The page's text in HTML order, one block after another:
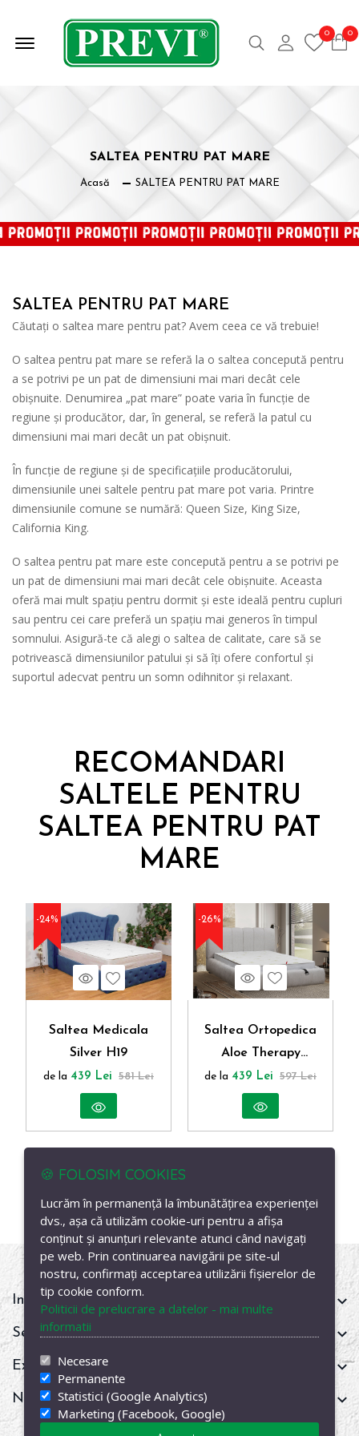
Offcanvas Deschide Meniul Caută Contul meu
0 0
SALTEA PENTRU PAT MARE
Acasă SALTEA PENTRU PAT MARE
SALTEA PENTRU PAT MARE
Căutați o saltea mare pentru pat? Avem ceea ce vă trebuie!
O saltea pentru pat mare se referă la o saltea concepută pentru
a se potrivi pe un pat de dimensiuni mai mari decât cele
obișnuite. Denumirea „pat mare” poate varia în funcție de
regiune și producător, dar, în general, se referă la patul cu
dimensiuni mai mari decât un pat obișnuit.
În funcție de regiune și de specificațiile producătorului,
dimensiunile unei saltele pentru pat mare pot varia. Printre
dimensiunile comune se numără: Queen Size, King Size,
California King.
O saltea pentru pat mare este concepută pentru a se potrivi pe
un pat de dimensiuni mai mari decât cele obișnuite. Aceasta
oferă mai mult spațiu pentru dormit și este ideală pentru cupluri
sau pentru cei care preferă un spațiu mai generos în timpul
somnului. Asigură-te că alegi o saltea de calitate, care să se
potrivească dimensiunilor patului și să îți ofere confortul și
suportul adecvat pentru un somn odihnitor și relaxant.
RECOMANDARI
SALTELE PENTRU
SALTEA PENTRU PAT
MARE
-24%
Vezi produs
Wishlist
Saltea Medicala
Silver H19
de la 439 Lei 581 Lei
-26%
Vezi produs
Wishlist
Saltea Ortopedica
Aloe Therapy
Medical Confort
de la 439 Lei 597 Lei
Informații
Servicii clienți
Extra
Newsletter
🍪 FOLOSIM COOKIES
Lucrăm în permanență la îmbunătățirea experienței
dvs., așa că utilizăm cookie-uri pentru a afișa
conținut și anunțuri relevante atunci când navigați
pe web. Prin continuarea navigării pe site-ul
nostru, confirmați acceptarea utilizării fișierelor de
tip cookie conform.
Politicii de prelucrare a datelor - mai multe
informatii
Necesare
Permanente
Statistici (Google Analytics)
Marketing (Facebook, Google)